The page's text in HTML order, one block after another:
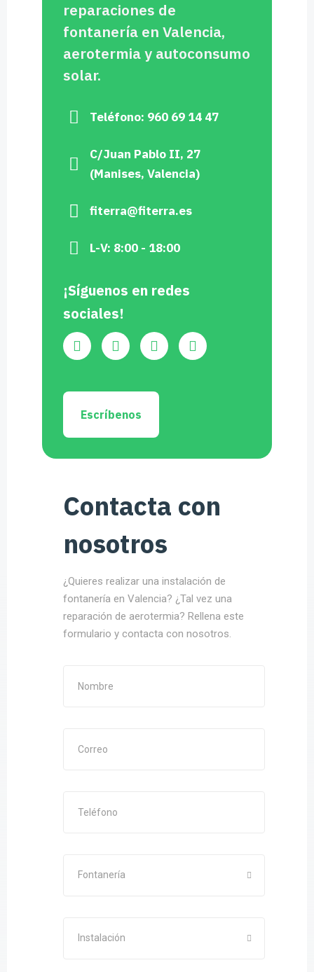
reparaciones de
fontanería en Valencia,
aerotermia y autoconsumo
solar.
Teléfono: 960 69 14 47
C/Juan Pablo II, 27
(Manises, Valencia)
fiterra@fiterra.es
L-V: 8:00 - 18:00
¡Síguenos en redes
sociales!
Escríbenos
Contacta con
nosotros
¿Quieres realizar una instalación de
fontanería en Valencia? ¿Tal vez una
reparación de aerotermia? Rellena este
formulario y contacta con nosotros.
Fontanería
Instalación